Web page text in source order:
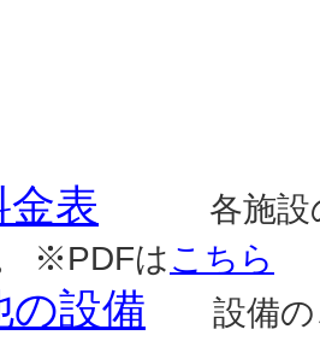
表 各施設の
※PDFはこちら
設備 設備の